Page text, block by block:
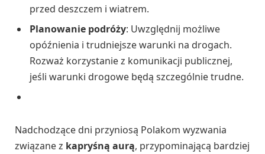
przed deszczem i wiatrem.
Planowanie podróży: Uwzględnij możliwe
opóźnienia i trudniejsze warunki na drogach.
Rozważ korzystanie z komunikacji publicznej,
jeśli warunki drogowe będą szczególnie trudne.
Nadchodzące dni przyniosą Polakom wyzwania
związane z kapryśną aurą, przypominającą bardziej